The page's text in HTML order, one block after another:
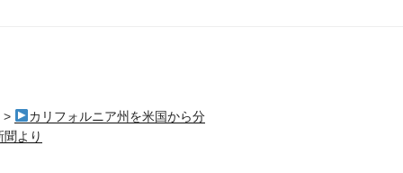
>
カリフォルニア州を米国から分
より